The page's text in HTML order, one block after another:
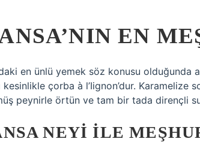
EN
en ünlü yemek söz konusu
kesinlikle çorba à l’Iignon’dur.
peynirle örtün ve tam bir tada dirençli
NEYI ILE